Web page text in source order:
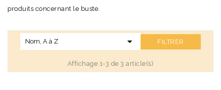
produits concernant le buste.
Nom, A à Z  FILTRER
Affichage 1-3 de 3 article(s)